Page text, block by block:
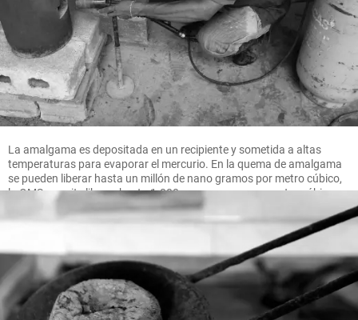
La amalgama es depositada en un recipiente y sometida a altas
temperaturas para evaporar el mercurio. En la quema de amalgama
se pueden liberar hasta un millón de nano gramos por metro cúbico,
la OMS permite liberar hasta 1.000 nano gramos por metro cúbico.